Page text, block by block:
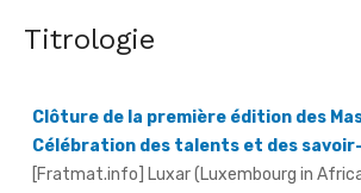
Titrologie
Célébration des talents et des
[Fratmat.info] Luxar (Luxembourg in
plateforme consacrée à la promotion du